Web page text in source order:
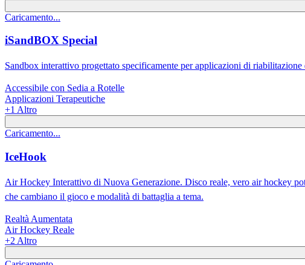
Caricamento...
iSandBOX Special
Sandbox interattivo progettato specificamente per applicazioni di
Accessibile con Sedia a Rotelle
Applicazioni Terapeutiche
+1 Altro
Caricamento...
IceHook
Air Hockey Interattivo di Nuova Generazione. Disco reale, vero air hockey
che cambiano il gioco e modalità di battaglia a tema.
Realtà Aumentata
Air Hockey Reale
+2 Altro